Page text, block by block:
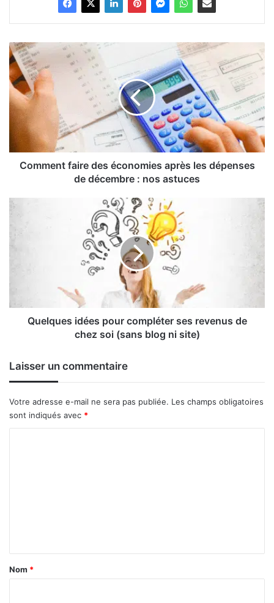
Comment
faire
des
économies
après
les
dépenses
de
décembre
Comment faire des économies après les dépenses
de décembre : nos astuces
idées
soi
(sansQuelques idées pour compléter ses revenus de
chez soi (sans blog ni site)
Laisser un commentaire
Votre adresse e-mail ne sera pas publiée. Les champs obligatoires
sont indiqués avec *
a
Nom *